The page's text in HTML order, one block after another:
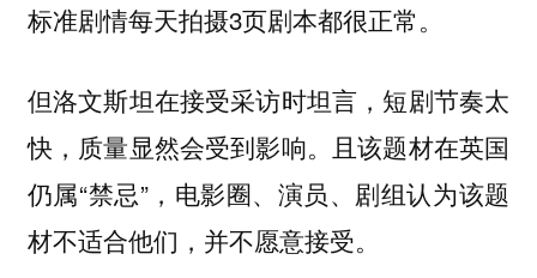
标准剧情每天拍摄3页剧本都很正常。
但洛文斯坦在接受采访时坦言，短剧节奏太
快，质量显然会受到影响。且该题材在英国
仍属“禁忌”，电影圈、演员、剧组认为该题
材不适合他们，并不愿意接受。